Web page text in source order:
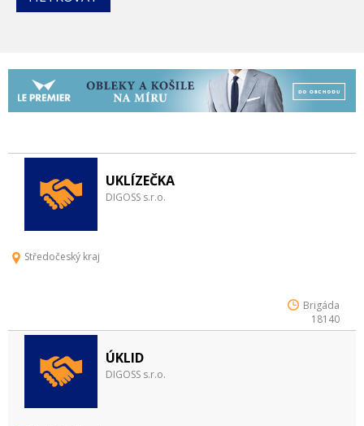
UKLÍZEČKA
DIGOSS s.r.o.
Středočeský kraj
Brigáda
18140
ÚKLID
DIGOSS s.r.o.